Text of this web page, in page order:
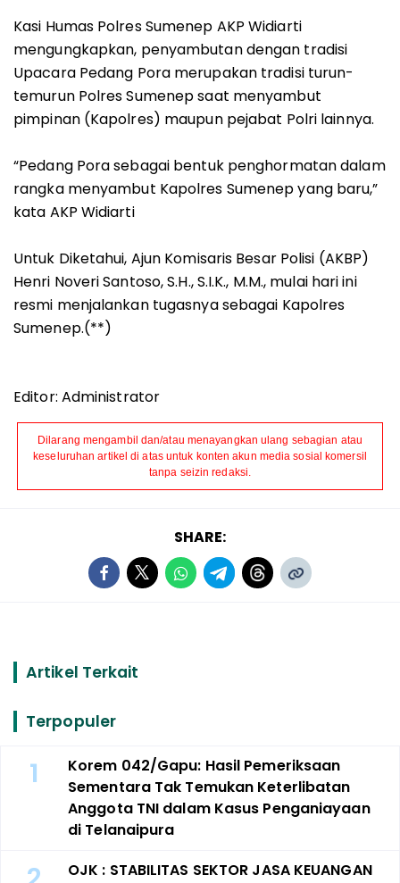
Kasi Humas Polres Sumenep AKP Widiarti
mengungkapkan, penyambutan dengan tradisi
Upacara Pedang Pora merupakan tradisi turun-
temurun Polres Sumenep saat menyambut
pimpinan (Kapolres) maupun pejabat Polri lainnya.
“Pedang Pora sebagai bentuk penghormatan dalam
rangka menyambut Kapolres Sumenep yang baru,”
kata AKP Widiarti
Untuk Diketahui, Ajun Komisaris Besar Polisi (AKBP)
Henri Noveri Santoso, S.H., S.I.K., M.M., mulai hari ini
resmi menjalankan tugasnya sebagai Kapolres
Sumenep.(**)
Editor: Administrator
Dilarang mengambil dan/atau menayangkan ulang sebagian atau
keseluruhan artikel di atas untuk konten akun media sosial komersil
tanpa seizin redaksi.
SHARE:
Artikel Terkait
Terpopuler
1
Korem 042/Gapu: Hasil Pemeriksaan
Sementara Tak Temukan Keterlibatan
Anggota TNI dalam Kasus Penganiayaan
di Telanaipura
OJK : STABILITAS SEKTOR JASA KEUANGAN